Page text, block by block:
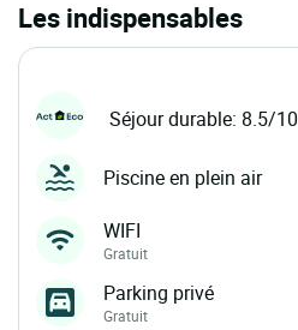
Les indispensables
Séjour durable: 8.5/10
Piscine en plein air
WIFI
Gratuit
Parking privé
Gratuit